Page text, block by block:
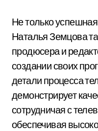
Не только
Наталья Земцова
продюсера и
создании своих
детали процесса
демонстрирует
сотрудничая с
обеспечивая